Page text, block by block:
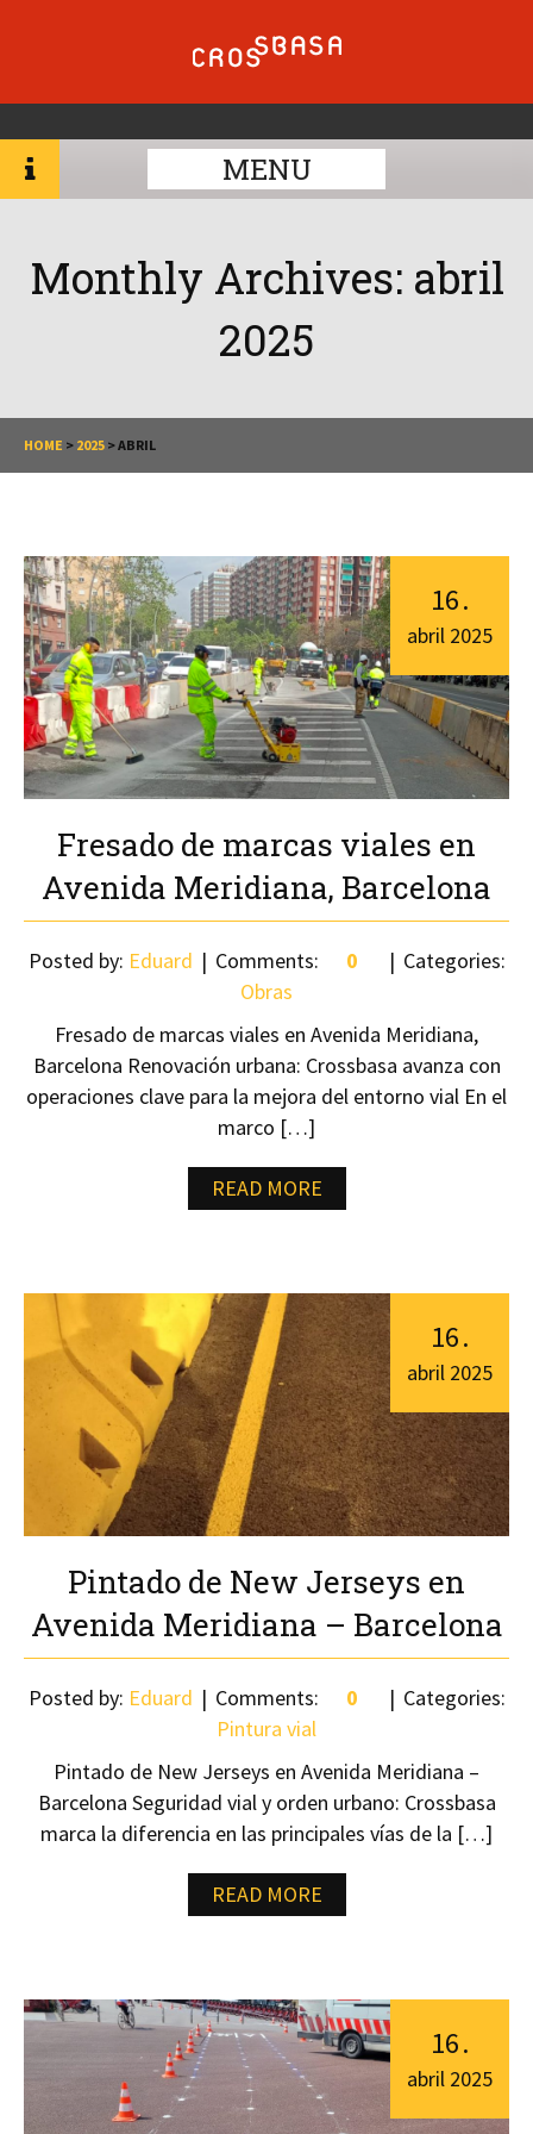
MENU
Monthly Archives: abril
2025
HOME > 2025 >ABRIL
Fresado de marcas viales en
Avenida Meridiana, Barcelona
16.
abril 2025
Posted by: Eduard Comments: 0
Categories:
Obras
Fresado de marcas viales en Avenida Meridiana,
Barcelona Renovación urbana: Crossbasa avanza con
operaciones clave para la mejora del entorno vial En el
marco […]
READ MORE
Pintado de New Jerseys en
Avenida Meridiana – Barcelona
16.
abril 2025
Posted by: Eduard Comments: 0
Categories:
Pintura vial
Pintado de New Jerseys en Avenida Meridiana –
Barcelona Seguridad vial y orden urbano: Crossbasa
marca la diferencia en las principales vías de la […]
READ MORE
16.
abril 2025